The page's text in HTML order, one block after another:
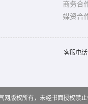
商务合
媒资合
客服电
网版权所有，未经书面授权